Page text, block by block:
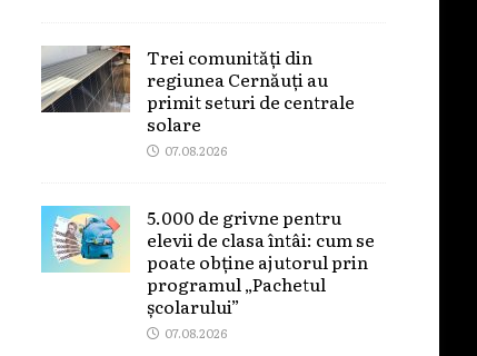
Trei comunități din
regiunea Cernăuți au
primit seturi de centrale
solare
07.08.2026
5.000 de grivne pentru
elevii de clasa întâi: cum se
poate obține ajutorul prin
programul „Pachetul
școlarului”
07.08.2026